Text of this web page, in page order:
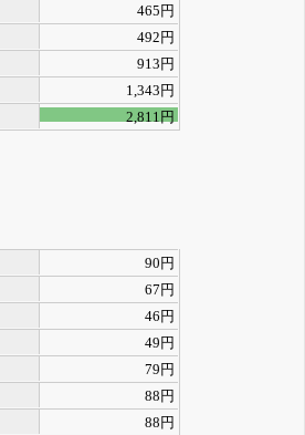
465円
492円
913円
1,343円
2,811円
90円
67円
46円
49円
79円
88円
88円